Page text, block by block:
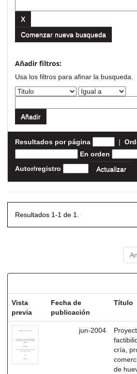
Comenzar nueva busqueda
Añadir filtros:
Usa los filtros para afinar la busqueda.
Resultados por página |
En orden
Autor/registro
Resultados 1-1 de 1.
Vista
previa
Fecha de
publicación
Título
jun-2004
cría,
de